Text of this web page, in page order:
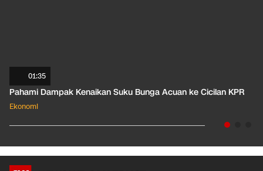
01:35
Pahami Dampak Kenaikan Suku Bunga Acuan ke Cicilan KPR
Ekonomi